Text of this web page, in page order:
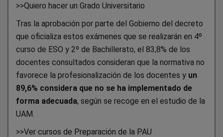
>>Quiero hacer un Grado Universitario
Tras la aprobación por parte del Gobierno del decreto
que oficializa estos exámenes que se realizarán en 4º
curso de ESO y 2º de Bachillerato, el 83,8% de los
docentes consultados consideran que la normativa no
favorece la profesionalización de los docentes y un
89,6% considera que no se ha implementado de
forma adecuada, según se recoge en el estudio de la
UAM.
>>Ver cursos de Preparación de la PAU